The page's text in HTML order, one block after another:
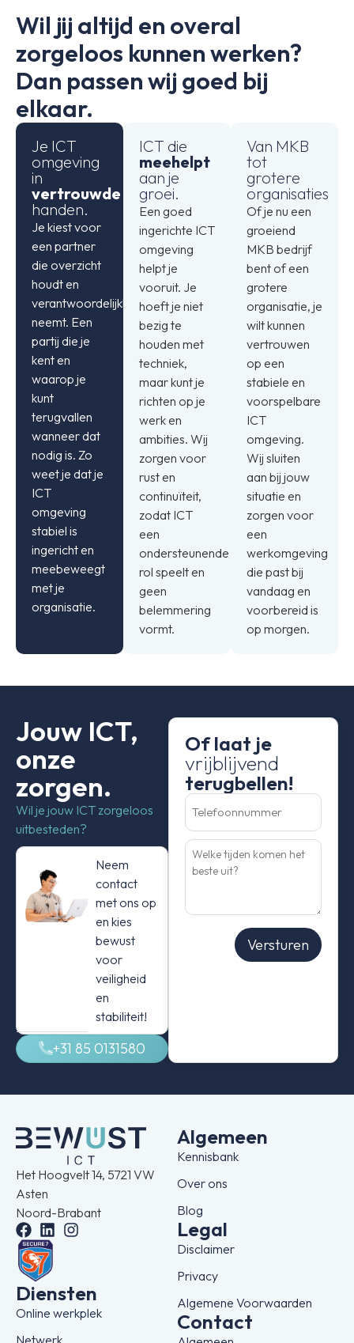
Wil jij altijd en overal
zorgeloos kunnen werken?
Dan passen wij goed bij
elkaar.
Je ICT
omgeving
in
vertrouwde
handen.
Je kiest voor
een partner
die overzicht
houdt en
verantwoordelijkheid
neemt. Een
partij die je
kent en
waarop je
kunt
terugvallen
wanneer dat
nodig is. Zo
weet je dat je
ICT
omgeving
stabiel is
ingericht en
meebeweegt
met je
organisatie.
ICT die
meehelpt
aan je
groei.
Een goed
ingerichte ICT
omgeving
helpt je
vooruit. Je
hoeft je niet
bezig te
houden met
techniek,
maar kunt je
richten op je
werk en
ambities. Wij
zorgen voor
rust en
continuïteit,
zodat ICT
een
ondersteunende
rol speelt en
geen
belemmering
vormt.
Van MKB
tot
grotere
organisaties
Of je nu een
groeiend
MKB bedrijf
bent of een
grotere
organisatie, je
wilt kunnen
vertrouwen
op een
stabiele en
voorspelbare
ICT
omgeving.
Wij sluiten
aan bij jouw
situatie en
zorgen voor
een
werkomgeving
die past bij
vandaag en
voorbereid is
op morgen.
Jouw ICT,
onze
zorgen.
Wil je jouw ICT zorgeloos
uitbesteden?
Neem
contact
met ons op
en kies
bewust
voor
veiligheid
en
stabiliteit!
+31 85 0131580
Of laat je
vrijblijvend
terugbellen!
Telefoonnummer(Vereist)
Welke
tijden
het
Versturen
Het Hoogvelt 14, 5721 VW
Asten
Noord-Brabant
Diensten
Online werkplek
Algemeen
Kennisbank
Over ons
Blog
Legal
Disclaimer
Privacy
Algemene Voorwaarden
Contact